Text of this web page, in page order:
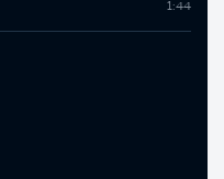
1:44